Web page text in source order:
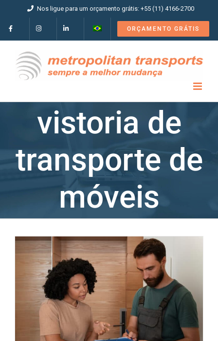
conteúdo
Nos ligue para um orçamento grátis: +55 (11) 4166-2700
ORÇAMENTO GRÁTIS
vistoria de
transporte de
móveis